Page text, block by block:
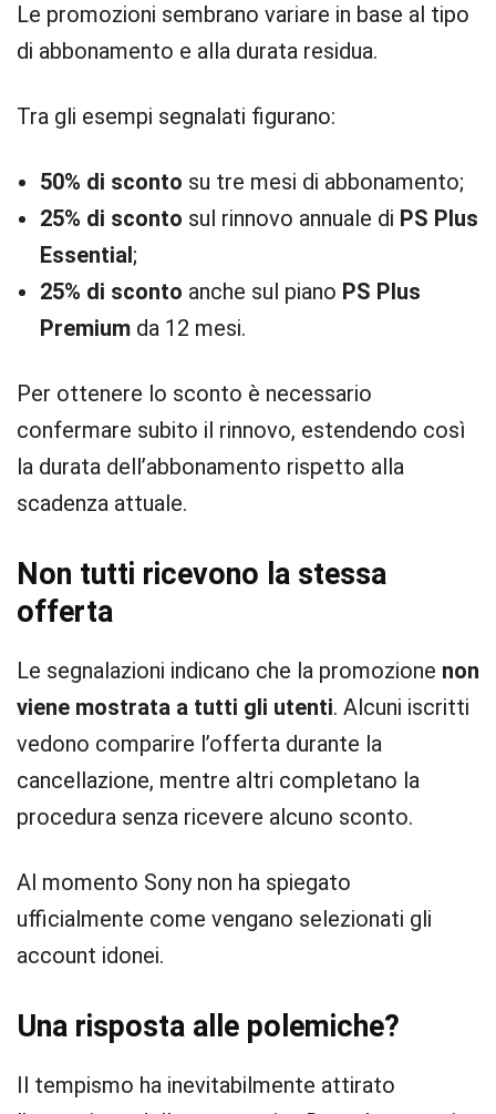
Le promozioni sembrano variare in base al tipo
di abbonamento e alla durata residua.
Tra gli esempi segnalati figurano:
50% di sconto su tre mesi di abbonamento;
25% di sconto sul rinnovo annuale di PS Plus
Essential;
25% di sconto anche sul piano PS Plus
Premium da 12 mesi.
Per ottenere lo sconto è necessario
confermare subito il rinnovo, estendendo così
la durata dell’abbonamento rispetto alla
scadenza attuale.
Non tutti ricevono la stessa
offerta
Le segnalazioni indicano che la promozione non
viene mostrata a tutti gli utenti. Alcuni iscritti
vedono comparire l’offerta durante la
cancellazione, mentre altri completano la
procedura senza ricevere alcuno sconto.
Al momento Sony non ha spiegato
ufficialmente come vengano selezionati gli
account idonei.
Una risposta alle polemiche?
Il tempismo ha inevitabilmente attirato